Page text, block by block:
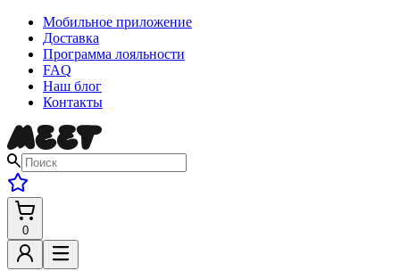
Мобильное приложение
Доставка
Программа лояльности
FAQ
Наш блог
Контакты
0